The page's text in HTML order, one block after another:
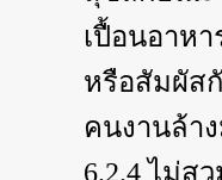
เปื้อนอาห
หรือสัมผัส
คนงานล้า
6.2.4 ไม่ส